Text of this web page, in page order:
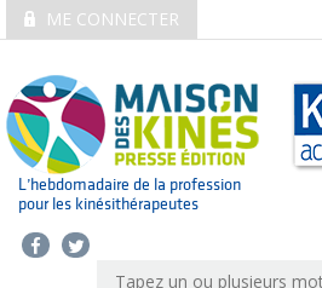
ME CONNECTER
L’hebdomadaire de la profession
pour les kinésithérapeutes